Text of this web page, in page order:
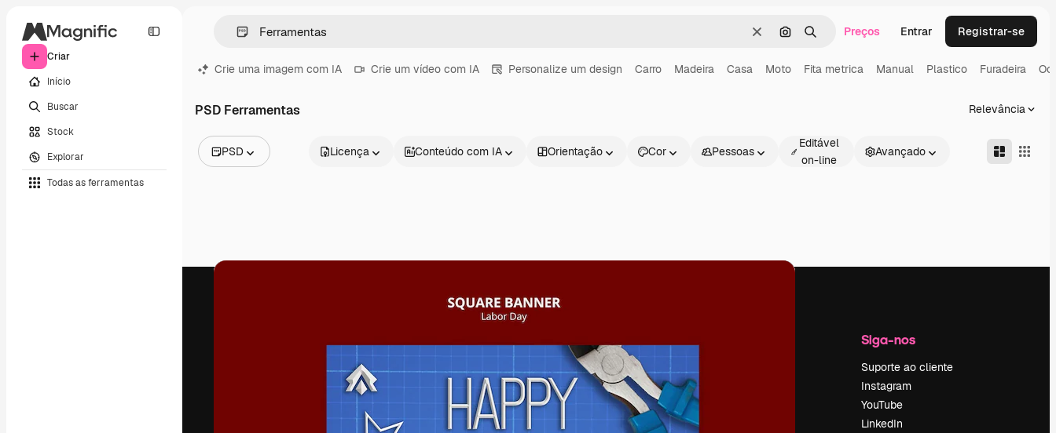
Criar
Início
Buscar
Stock
Explorar
Todas as ferramentas
LimparPesquisar por imagem
BuscarPreços Entrar Registrar-se
Crie uma imagem com IA Crie um vídeo com IA Personalize um design Carro Madeira Casa Moto Fita metrica Manual Plastico Furadeira
PSD Ferramentas Relevância
PSD
Vídeos
Licença Conteúdo com IA Orientação Cor Pessoas
Editável
on-line
Avançado
A plataforma criativa para você direcionar
seu melhor trabalho. Mais de 1 milhão de
assinantes entre criativos, empresas,
agências e estúdios.
Assistente de IA
Gerador de
imagens
Academy
Documentação
Atendimento
Termos e
Siga-nos
Suporte ao cliente
Instagram
YouTube
LinkedIn